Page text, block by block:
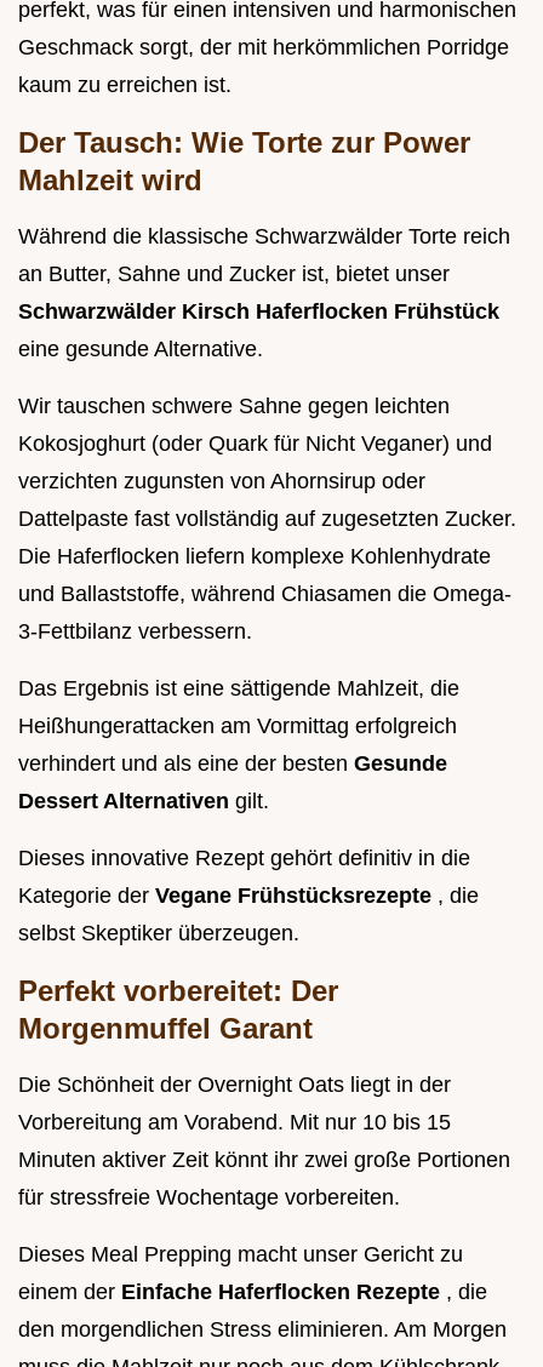
perfekt, was für einen intensiven und harmonischen
Geschmack sorgt, der mit herkömmlichen Porridge
kaum zu erreichen ist.
Der Tausch: Wie Torte zur Power
Mahlzeit wird
Während die klassische Schwarzwälder Torte reich
an Butter, Sahne und Zucker ist, bietet unser
Schwarzwälder Kirsch Haferflocken Frühstück
eine gesunde Alternative.
Wir tauschen schwere Sahne gegen leichten
Kokosjoghurt (oder Quark für Nicht Veganer) und
verzichten zugunsten von Ahornsirup oder
Dattelpaste fast vollständig auf zugesetzten Zucker.
Die Haferflocken liefern komplexe Kohlenhydrate
und Ballaststoffe, während Chiasamen die Omega-
3-Fettbilanz verbessern.
Das Ergebnis ist eine sättigende Mahlzeit, die
Heißhungerattacken am Vormittag erfolgreich
verhindert und als eine der besten Gesunde
Dessert Alternativen gilt.
Dieses innovative Rezept gehört definitiv in die
Kategorie der Vegane Frühstücksrezepte , die
selbst Skeptiker überzeugen.
Perfekt vorbereitet: Der
Morgenmuffel Garant
Die Schönheit der Overnight Oats liegt in der
Vorbereitung am Vorabend. Mit nur 10 bis 15
Minuten aktiver Zeit könnt ihr zwei große Portionen
für stressfreie Wochentage vorbereiten.
Dieses Meal Prepping macht unser Gericht zu
einem der Einfache Haferflocken Rezepte , die
den morgendlichen Stress eliminieren. Am Morgen